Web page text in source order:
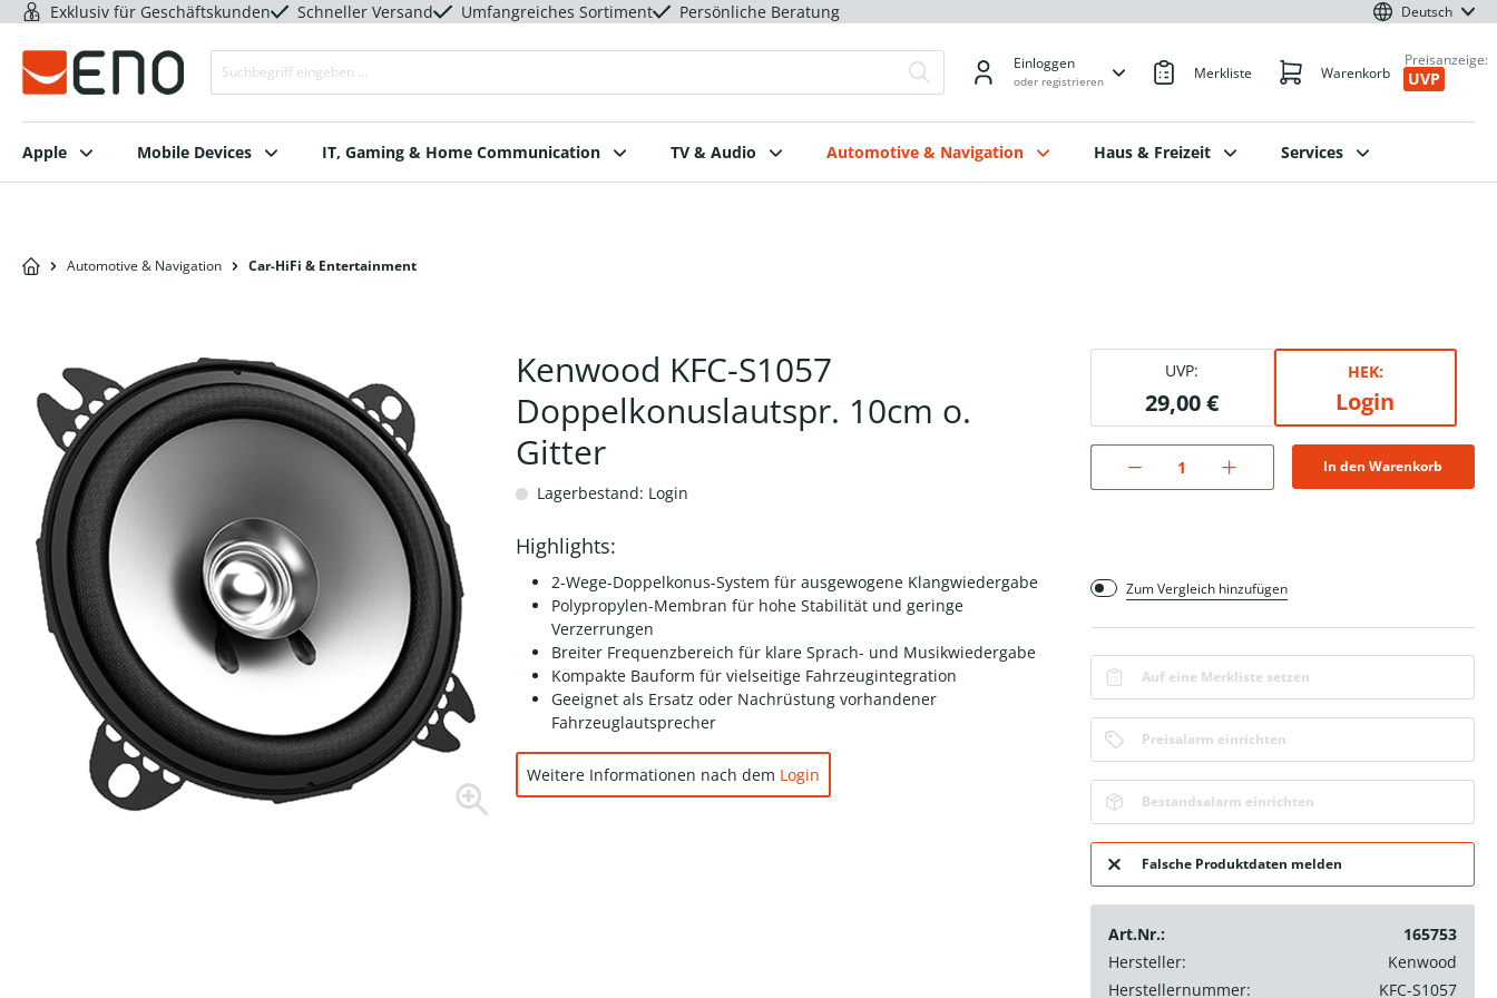
Exklusiv für Geschäftskunden Schneller Versand Umfangreiches Sortiment Persönliche Beratung Deutsch
Einloggen
oder registrieren Merkliste Warenkorb
Preisanzeige:
UVP
Apple Mobile Devices IT, Gaming & Home Communication TV & Audio Automotive & Navigation Haus & Freizeit Services
Automotive & Navigation Car-HiFi & Entertainment
Kenwood KFC-S1057
Doppelkonuslautspr. 10cm o.
Gitter
Lagerbestand: Login
Highlights:
2-Wege-Doppelkonus-System für ausgewogene Klangwiedergabe
Polypropylen-Membran für hohe Stabilität und geringe
Verzerrungen
Breiter Frequenzbereich für klare Sprach- und Musikwiedergabe
Kompakte Bauform für vielseitige Fahrzeugintegration
Geeignet als Ersatz oder Nachrüstung vorhandener
Fahrzeuglautsprecher
Weitere Informationen nach dem Login
UVP:
29,00 €
HEK:
Login
In den Warenkorb
Zum Vergleich hinzufügen
Auf eine Merkliste setzen
Preisalarm einrichten
Bestandsalarm einrichten
Falsche Produktdaten melden
Art.Nr.:
165753
Hersteller:
Kenwood
Herstellernummer:
KFC-S1057